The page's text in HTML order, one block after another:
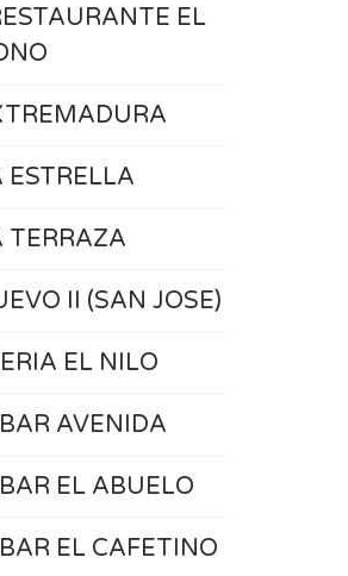
EL
ESTRELLA
TERRAZA
II (SAN JOSE)
EL NILO
AVENIDA
EL ABUELO
EL CAFETINO